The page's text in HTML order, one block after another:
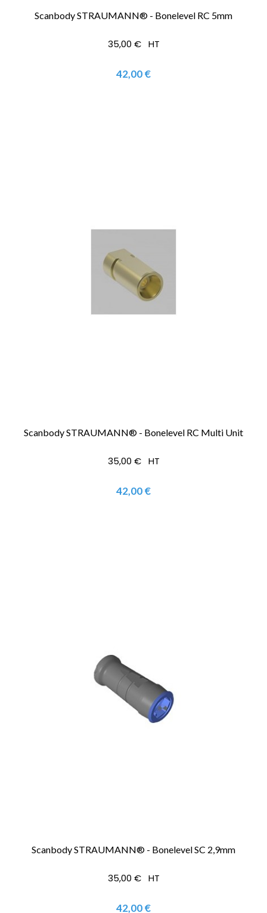
Scanbody STRAUMANN® - Bonelevel RC 5mm
35,00 € HT
42,00 €
Scanbody STRAUMANN® - Bonelevel RC Multi Unit
35,00 € HT
42,00 €
Scanbody STRAUMANN® - Bonelevel SC 2,9mm
35,00 € HT
42,00 €